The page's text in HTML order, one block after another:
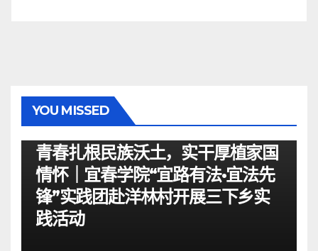
YOU MISSED
青春扎根民族沃土，实干厚植家国
情怀｜宜春学院“宜路有法•宜法先
锋”实践团赴洋林村开展三下乡实
践活动